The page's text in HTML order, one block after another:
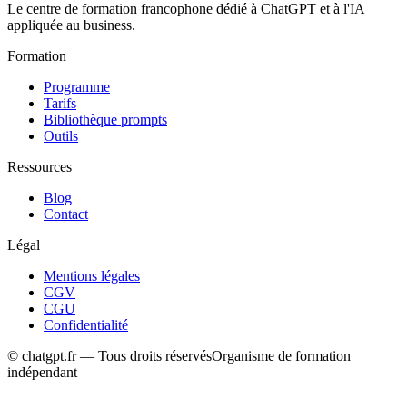
Le centre de formation francophone dédié à ChatGPT et à l'IA
appliquée au business.
Formation
Programme
Tarifs
Bibliothèque prompts
Outils
Ressources
Blog
Contact
Légal
Mentions légales
CGV
CGU
Confidentialité
© chatgpt.fr — Tous droits réservésOrganisme de formation
indépendant